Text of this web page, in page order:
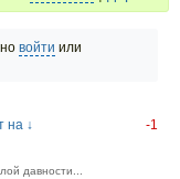
войти или
на ↓ -1
давности...